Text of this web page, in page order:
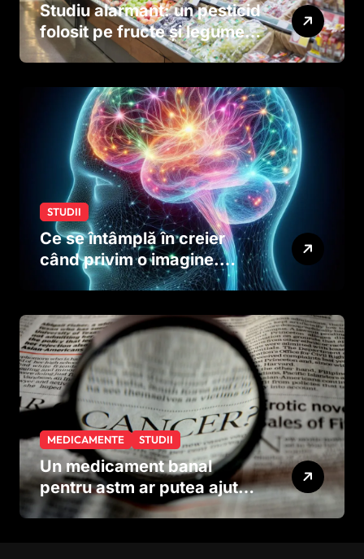
Studiu alarmant: un pesticid
folosit pe fructe și legume
ar putea afecta dezvoltarea
dinainte de naștere
STUDII
Ce se întâmplă în creier
când privim o imagine.
Studiul care explică rolul
MEDICAMENTE STUDII
Un medicament banal
pentru astm ar putea ajuta
în lupta împotriva